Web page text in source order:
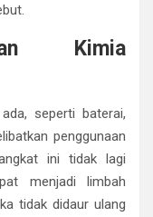
Kimia
seperti baterai,
penggunaan
ini tidak lagi
menjadi limbah
tidak didaur ulang